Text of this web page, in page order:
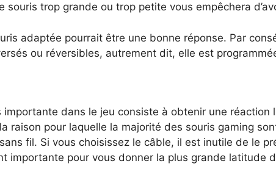
souris trop grande ou trop petite vous empêchera
adaptée pourrait être une bonne réponse. Par
ou réversibles, autrement dit, elle est
importante dans le jeu consiste à obtenir une
raison pour laquelle la majorité des souris gaming
fil. Si vous choisissez le câble, il est inutile de le
importante pour vous donner la plus grande latitude